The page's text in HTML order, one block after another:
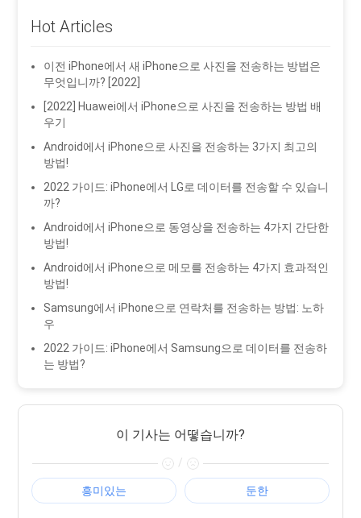
Hot Articles
이전 iPhone에서 새 iPhone으로 사진을 전송하는 방법은
무엇입니까? [2022]
[2022] Huawei에서 iPhone으로 사진을 전송하는 방법 배
우기
Android에서 iPhone으로 사진을 전송하는 3가지 최고의
방법!
2022 가이드: iPhone에서 LG로 데이터를 전송할 수 있습니
까?
Android에서 iPhone으로 동영상을 전송하는 4가지 간단한
방법!
Android에서 iPhone으로 메모를 전송하는 4가지 효과적인
방법!
Samsung에서 iPhone으로 연락처를 전송하는 방법: 노하
우
2022 가이드: iPhone에서 Samsung으로 데이터를 전송하
는 방법?
이 기사는 어떻습니까?
/
흥미있는 둔한